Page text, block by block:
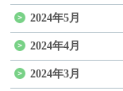
2024年5月
2024年4月
2024年3月